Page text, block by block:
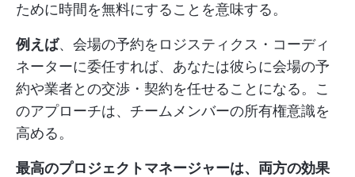
ために時間を無料にすることを意味する。
例えば、会場の予約をロジスティクス・コーディ
ネーターに委任すれば、あなたは彼らに会場の予
約や業者との交渉・契約を任せることになる。こ
のアプローチは、チームメンバーの所有権意識を
高める。
最高のプロジェクトマネージャーは、両方の効果